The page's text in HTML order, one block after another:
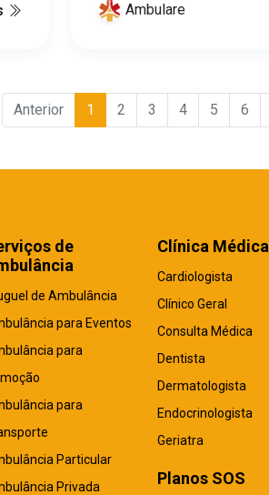
Ambulare
Anterior 1 2 3 4 5 6
de
de Ambulância
para Eventos
para
para
Particular
Privada
Clínica Médica
Cardiologista
Clínico Geral
Consulta Médica
Dentista
Dermatologista
Endocrinologista
Geriatra
Planos SOS